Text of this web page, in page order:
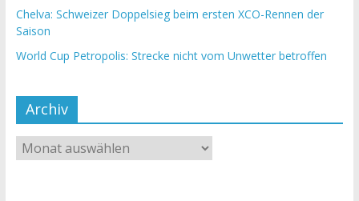
Chelva: Schweizer Doppelsieg beim ersten XCO-Rennen der
Saison
World Cup Petropolis: Strecke nicht vom Unwetter betroffen
Archiv